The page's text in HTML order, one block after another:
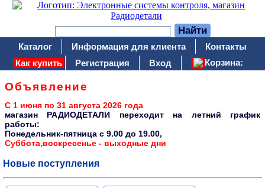
Каталог Информация для клиента
Контакты
Как купить
Регистрация Вход Корзина:
Объявление
С 1 июня по 31 августа 2026 года
магазин РАДИОДЕТАЛИ переходит на летний график
работы:
Понедельник-пятница c 9.00 до 19.00,
Суббота,воскресенье - выходные дни
Новые поступления